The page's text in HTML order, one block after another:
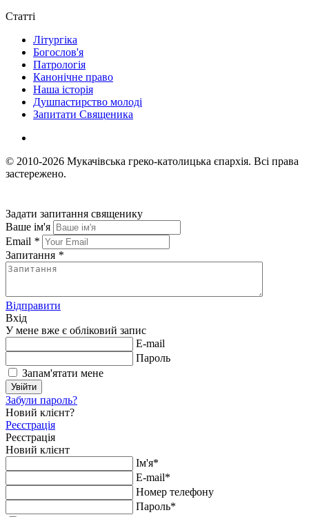
Статті
Літургіка
Богослов'я
Патрологія
Канонічне право
Наша історія
Душпастирство молоді
Запитати Священика
© 2010-2026 Мукачівська греко-католицька єпархія. Всі права
застережено.
Задати запитання священику
Ваше ім'я
Email *
Запитання *
Відправити
Вхід
У мене вже є обліковий запис
E-mail
Пароль
Запам'ятати мене
Увійти
Забули пароль?
Новий клієнт?
Реєстрація
Реєстрація
Новий клієнт
Ім'я*
E-mail*
Номер телефону
Пароль*